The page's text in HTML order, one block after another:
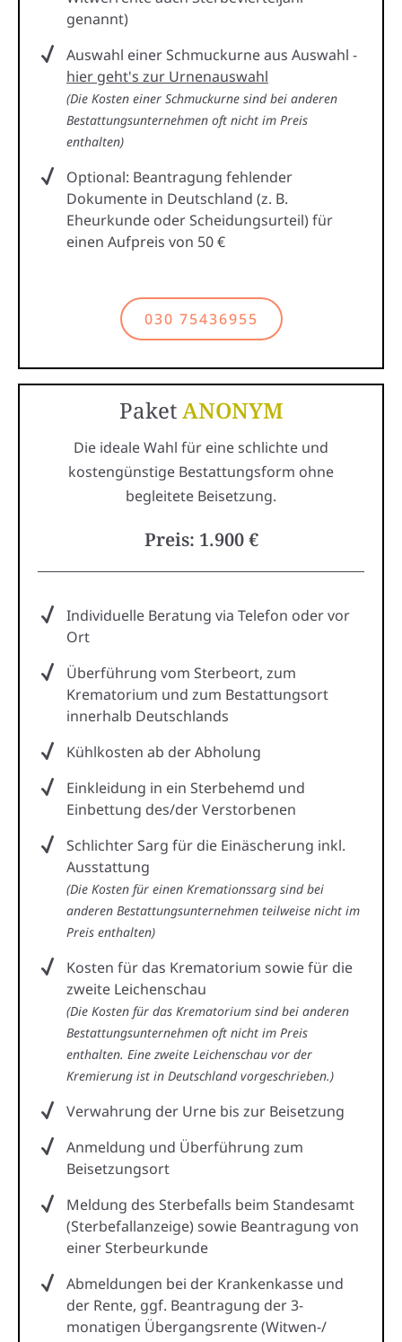
genannt)
Auswahl einer Schmuckurne aus Auswahl -
hier geht's zur Urnenauswahl
(Die Kosten einer Schmuckurne sind bei anderen
Bestattungsunternehmen oft nicht im Preis
enthalten)
Optional: Beantragung fehlender
Dokumente in Deutschland (z. B.
Eheurkunde oder Scheidungsurteil) für
einen Aufpreis von 50 €
030 75436955
PaketANONYM
Die ideale Wahl für eine schlichte und
kostengünstige Bestattungsform ohne
begleitete Beisetzung.
Preis: 1.900 €
Individuelle Beratung via Telefon oder vor
Ort
Überführung vom Sterbeort, zum
Krematorium und zum Bestattungsort
innerhalb Deutschlands
Kühlkosten ab der Abholung
Einkleidung in ein Sterbehemd und
Einbettung des/der Verstorbenen
Schlichter Sarg für die Einäscherung inkl.
Ausstattung
(Die Kosten für einen Kremationssarg sind bei
anderen Bestattungsunternehmen teilweise nicht im
Preis enthalten)
Kosten für das Krematorium sowie für die
zweite Leichenschau
(Die Kosten für das Krematorium sind bei anderen
Bestattungsunternehmen oft nicht im Preis
enthalten. Eine zweite Leichenschau vor der
Kremierung ist in Deutschland vorgeschrieben.)
Verwahrung der Urne bis zur Beisetzung
Anmeldung und Überführung zum
Beisetzungsort
Meldung des Sterbefalls beim Standesamt
(Sterbefallanzeige) sowie Beantragung von
einer Sterbeurkunde
Abmeldungen bei der Krankenkasse und
der Rente, ggf. Beantragung der 3-
monatigen Übergangsrente (Witwen-/